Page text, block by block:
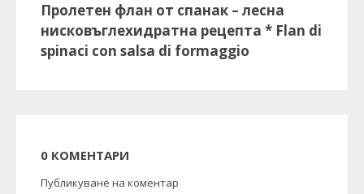
Пролетен флан от спанак – лесна
нисковъглехидратна рецепта * Flan di
spinaci con salsa di formaggio
0 КОМЕНТАРИ
Публикуване на коментар